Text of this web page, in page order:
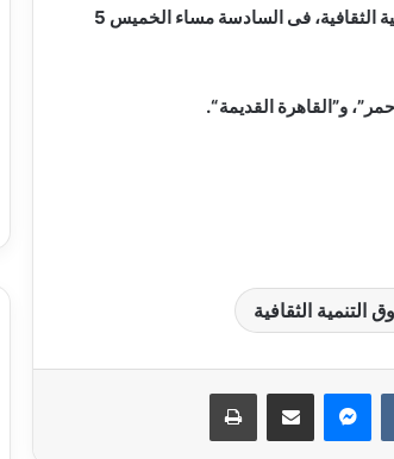
تنظم قاعة سينما الهناجر بساحة الأوبرا المصرية التابعة لقطاع صندوق التنمية الثقافية، فى السادسة مساء الخميس 5
و”القاهرة القديمة “.
الثقافية
ماسنجر مشاركة عبر البريد طباعة
مسلسل “إمام الدعاة” أبرز أعمال الراحل
روجينا لـ أشرف زكي: حبيب عمري وتاج
راسي.. ربنا يحفظ عمرك ليا ولبناتك
سيف
ميلاد